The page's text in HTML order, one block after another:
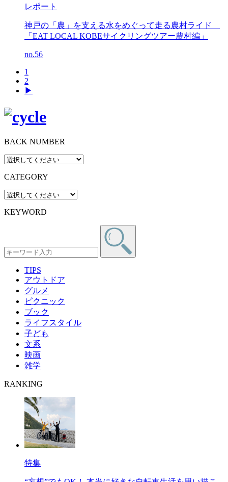
レポート
神戸の「農」を支える水をめぐって走る農村ライド
「EAT LOCAL KOBEサイクリングツアー農村編」
no.56
1
2
▶︎
BACK NUMBER
CATEGORY
KEYWORD
TIPS
アウトドア
グルメ
ピクニック
ブック
ライフスタイル
子ども
文系
映画
雑学
RANKING
特集